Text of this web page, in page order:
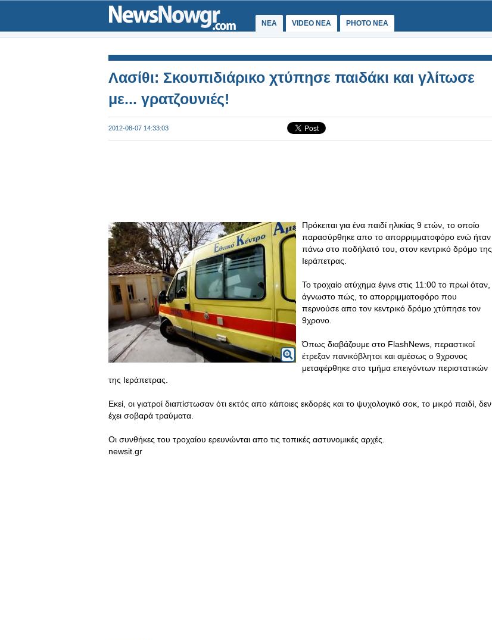
ΝΕΑ VIDEO NEA PHOTO NEA
Λασίθι: Σκουπιδιάρικο χτύπησε παιδάκι και γλίτωσε
με... γρατζουνιές!
2012-08-07 14:33:03
Πρόκειται για ένα παιδί ηλικίας 9 ετών, το οποίο
παρασύρθηκε απο το απορριμματοφόρο ενώ ήταν
πάνω στο ποδήλατό του, στον κεντρικό δρόμο της
Ιεράπετρας.
Το τροχαίο ατύχημα έγινε στις 11:00 το πρωί όταν,
άγνωστο πώς, το απορριμματοφόρο που
περνούσε απο τον κεντρικό δρόμο χτύπησε τον
9χρονο.
Όπως διαβάζουμε στο FlashNews, περαστικοί
έτρεξαν πανικόβλητοι και αμέσως ο 9χρονος
μεταφέρθηκε στο τμήμα επειγόντων περιστατικών
της Ιεράπετρας.
Εκεί, οι γιατροί διαπίστωσαν ότι εκτός απο κάποιες εκδορές και το ψυχολογικό σοκ, το μικρό παιδί, δεν
έχει σοβαρά τραύματα.
Οι συνθήκες του τροχαίου ερευνώνται απο τις τοπικές αστυνομικές αρχές.
newsit.gr